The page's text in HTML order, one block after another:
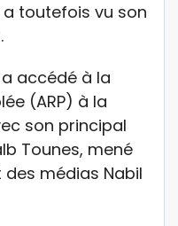
a toutefois vu son
accédé à la
(ARP) à la
son principal
Tounes, mené
médias Nabil